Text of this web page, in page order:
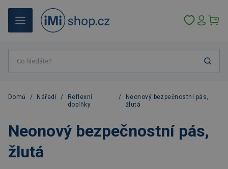
Domů / Nářadí /
Reflexní
doplňky
/
Neonový bezpečnostní pás,
žlutá
Neonový bezpečnostní pás,
žlutá